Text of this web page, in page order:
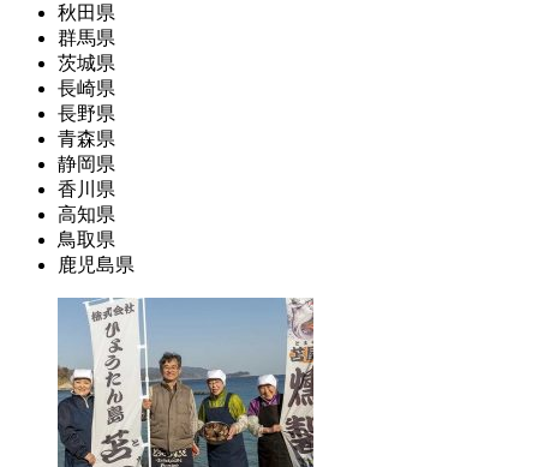
秋田県
群馬県
茨城県
長崎県
長野県
青森県
静岡県
香川県
高知県
鳥取県
鹿児島県